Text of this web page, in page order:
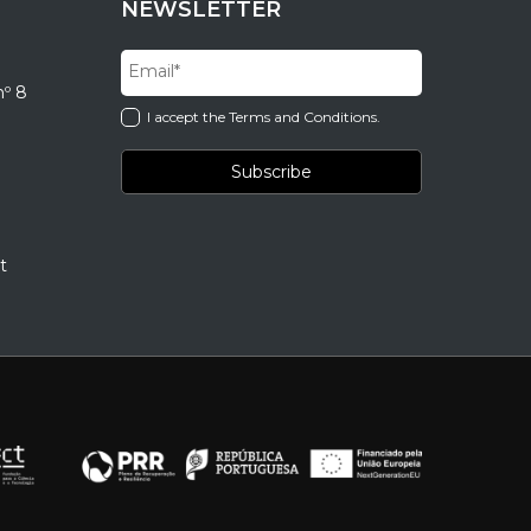
8
NEWSLETTER
I accept the Terms and Conditions.